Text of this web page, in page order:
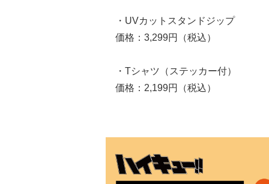
・UVカットスタンドジップ
価格：3,299円（税込）
・Tシャツ（ステッカー付）
価格：2,199円（税込）